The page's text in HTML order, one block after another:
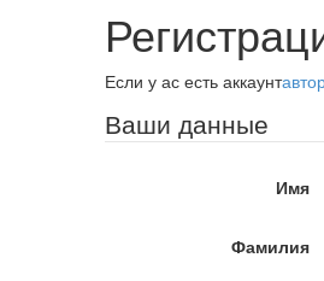
Если у ас есть аккаунт
Ваши данные
Имя
Фамилия